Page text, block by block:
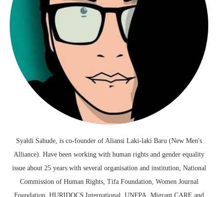
Syaldi Sahude, is co-founder of Aliansi Laki-laki Baru (New Men's
Alliance). Have been working with human rights and gender equality
issue about 25 years with several organisation and institution; National
Commission of Human Rights, Tifa Foundation, Women Journal
Foundation, HURIDOCS International, UNFPA, Migrant CARE and